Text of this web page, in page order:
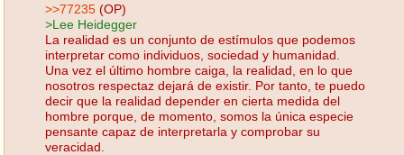
>>77235 (OP)
>Lee Heidegger
La realidad es un conjunto de estímulos que podemos
interpretar como individuos, sociedad y humanidad.
Una vez el último hombre caiga, la realidad, en lo que
nosotros respectaz dejará de existir. Por tanto, te puedo
decir que la realidad depender en cierta medida del
hombre porque, de momento, somos la única especie
pensante capaz de interpretarla y comprobar su
veracidad.